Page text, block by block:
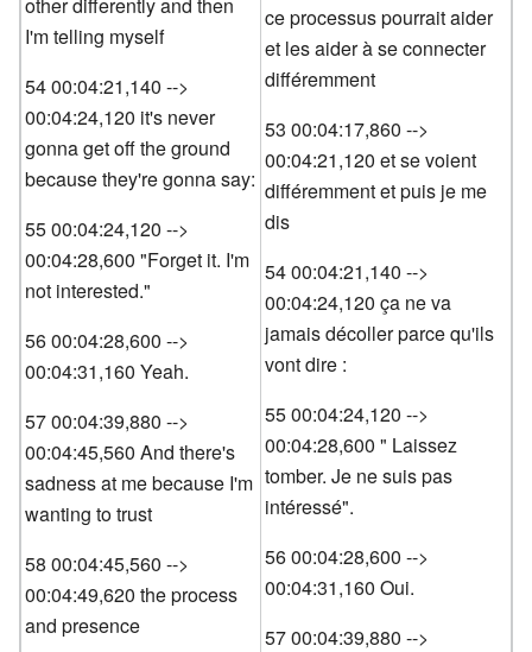
I'm telling myself
54 00:04:21,140 -->
00:04:24,120 it's never
gonna get off the ground
because they're gonna say:
55 00:04:24,120 -->
00:04:28,600 "Forget it. I'm
not interested."
56 00:04:28,600 -->
00:04:31,160 Yeah.
57 00:04:39,880 -->
00:04:45,560 And there's
sadness at me because I'm
wanting to trust
58 00:04:45,560 -->
00:04:49,620 the process
and presence
ce processus pourrait aider
et les aider à se connecter
différemment
53 00:04:17,860 -->
00:04:21,120 et se voient
différemment et puis je me
dis
54 00:04:21,140 -->
00:04:24,120 ça ne va
jamais décoller parce qu'ils
vont dire :
55 00:04:24,120 -->
00:04:28,600 " Laissez
tomber. Je ne suis pas
intéressé".
56 00:04:28,600 -->
00:04:31,160 Oui.
57 00:04:39,880 -->